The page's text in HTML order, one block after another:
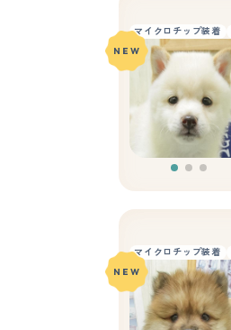
マイクロチップ装着
NEW
マイクロチップ装着
NEW